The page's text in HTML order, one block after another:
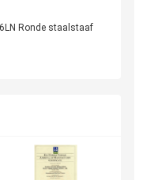
Ronde staalstaaf